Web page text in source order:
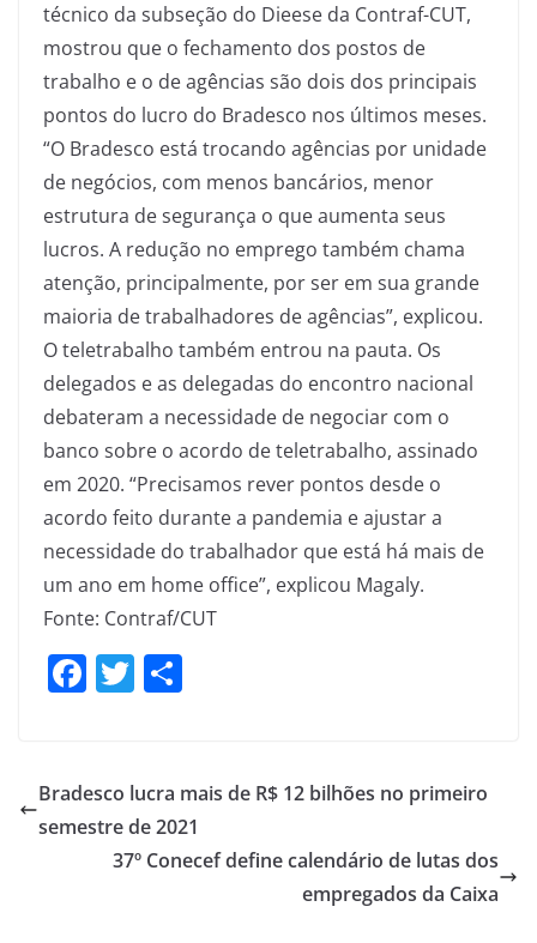
técnico da subseção do Dieese da Contraf-CUT,
mostrou que o fechamento dos postos de
trabalho e o de agências são dois dos principais
pontos do lucro do Bradesco nos últimos meses.
“O Bradesco está trocando agências por unidade
de negócios, com menos bancários, menor
estrutura de segurança o que aumenta seus
lucros. A redução no emprego também chama
atenção, principalmente, por ser em sua grande
maioria de trabalhadores de agências”, explicou.
O teletrabalho também entrou na pauta. Os
delegados e as delegadas do encontro nacional
debateram a necessidade de negociar com o
banco sobre o acordo de teletrabalho, assinado
em 2020. “Precisamos rever pontos desde o
acordo feito durante a pandemia e ajustar a
necessidade do trabalhador que está há mais de
um ano em home office”, explicou Magaly.
Fonte: Contraf/CUT
F
e
b
T
er e
Bradesco lucra mais de R$ 12 bilhões no primeiro
semestre de 2021
37º Conecef define calendário de lutas dos
empregados da Caixa